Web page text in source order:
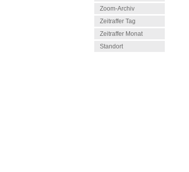
Zoom-Archiv
Zeitraffer Tag
Zeitraffer Monat
Standort